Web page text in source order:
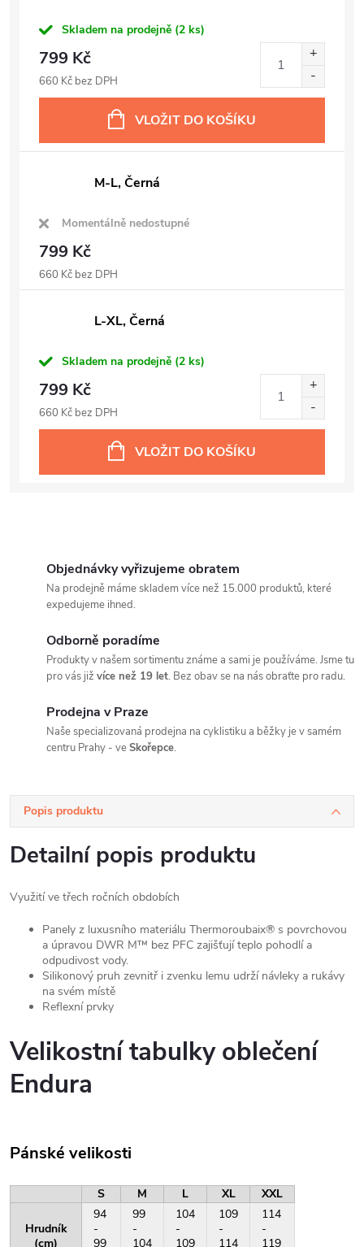
Skladem na prodejně (2 ks)
799 Kč
660 Kč bez DPH
VLOŽIT DO KOŠÍKU
M-L, Černá
Momentálně nedostupné
799 Kč
660 Kč bez DPH
L-XL, Černá
Skladem na prodejně (2 ks)
799 Kč
660 Kč bez DPH
VLOŽIT DO KOŠÍKU
Objednávky vyřizujeme obratem
Na prodejně máme skladem více než 15.000 produktů, které
expedujeme ihned.
Odborně poradíme
Produkty v našem sortimentu známe a sami je používáme. Jsme tu
pro vás již více než 19 let. Bez obav se na nás obraťte pro radu.
Prodejna v Praze
Naše specializovaná prodejna na cyklistiku a běžky je v samém
centru Prahy - veSkořepce.
Popis produktu
Detailní popis produktu
Využití ve třech ročních obdobích
Panely z luxusního materiálu Thermoroubaix® s povrchovou
a úpravou DWR M™ bez PFC zajišťují teplo pohodlí a
odpudivost vody.
Silikonový pruh zevnitř i zvenku lemu udrží návleky a rukávy
na svém místě
Reflexní prvky
Velikostní tabulky oblečení
Endura
Pánské velikosti
S M L XL XXL
Hrudník
(cm)
94
-
99
99
-
104
104
-
109
109
-
114
114
-
119